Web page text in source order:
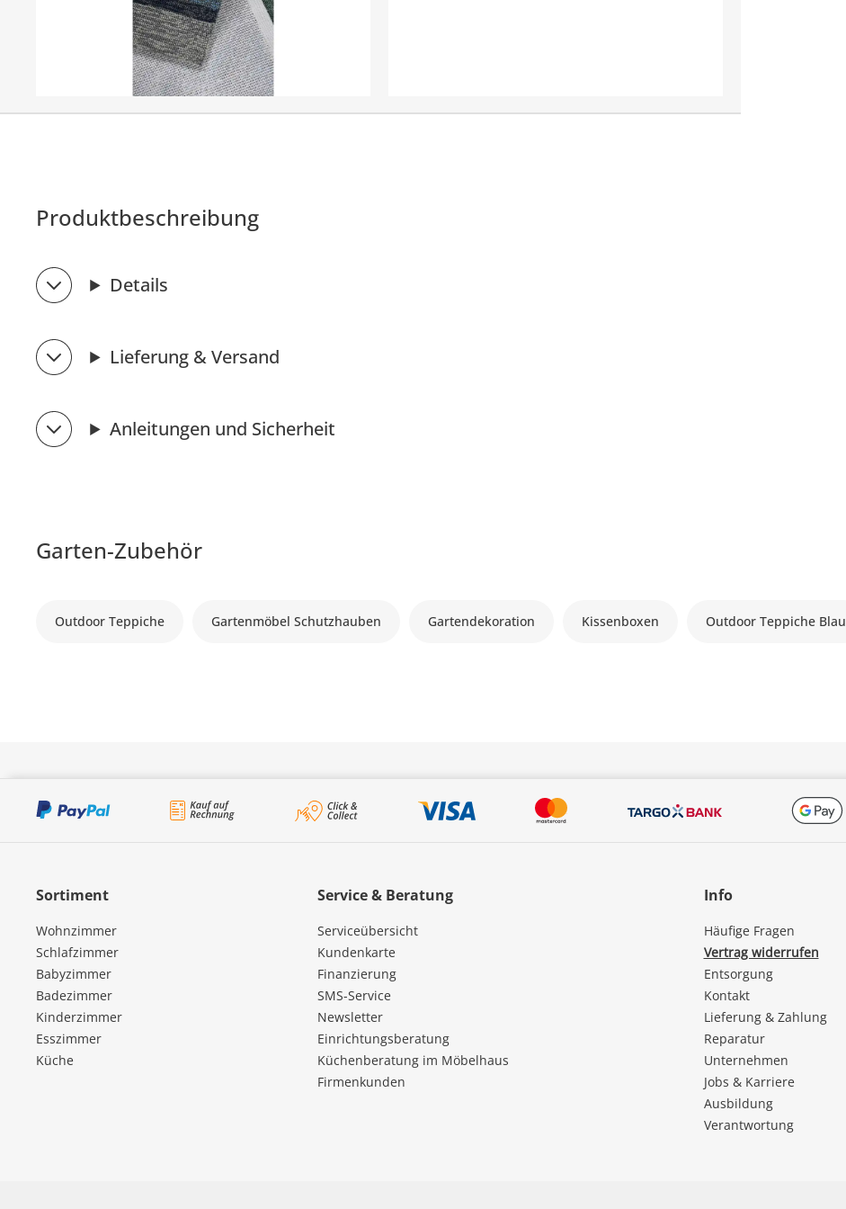
Produktbeschreibung
Details
Lieferung & Versand
Anleitungen und Sicherheit
Garten-Zubehör
Outdoor Teppiche Gartenmöbel Schutzhauben Gartendekoration Kissenboxen Outdoor Teppiche Blau
Sortiment
Wohnzimmer
Schlafzimmer
Babyzimmer
Badezimmer
Kinderzimmer
Esszimmer
Küche
Service & Beratung
Serviceübersicht
Kundenkarte
Finanzierung
SMS-Service
Newsletter
Einrichtungsberatung
Küchenberatung im Möbelhaus
Firmenkunden
Info
Häufige Fragen
Vertrag widerrufen
Entsorgung
Kontakt
Lieferung & Zahlung
Reparatur
Unternehmen
Jobs & Karriere
Ausbildung
Verantwortung